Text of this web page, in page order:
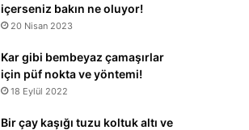
içerseniz bakın ne oluyor!
20 Nisan 2023
Kar gibi bembeyaz çamaşırlar
için püf nokta ve yöntemi!
18 Eylül 2022
Bir çay kaşığı tuzu koltuk altı ve